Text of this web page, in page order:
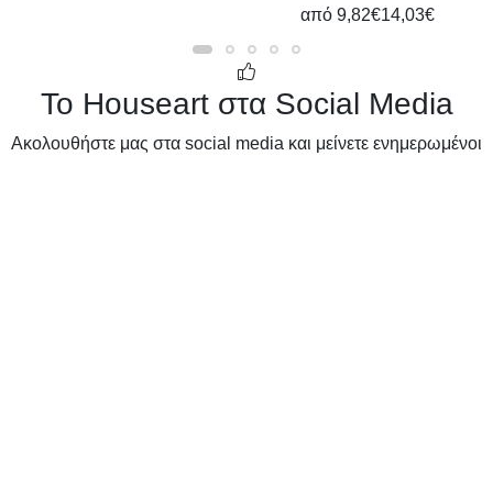
από 9,82€14,03€
Το Houseart στα Social Media
Ακολουθήστε μας στα social media και μείνετε ενημερωμένοι